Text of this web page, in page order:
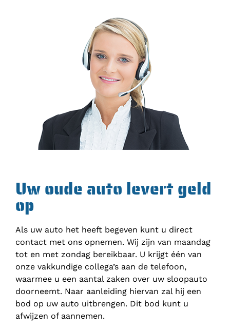
Uw oude auto levert geld
op
Als uw auto het heeft begeven kunt u direct
contact met ons opnemen. Wij zijn van maandag
tot en met zondag bereikbaar. U krijgt één van
onze vakkundige collega’s aan de telefoon,
waarmee u een aantal zaken over uw sloopauto
doorneemt. Naar aanleiding hiervan zal hij een
bod op uw auto uitbrengen. Dit bod kunt u
afwijzen of aannemen.